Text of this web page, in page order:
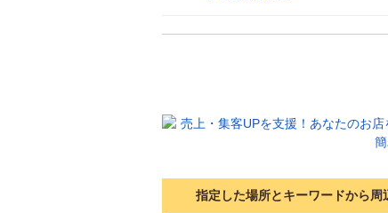
指定した場所とキーワードから周